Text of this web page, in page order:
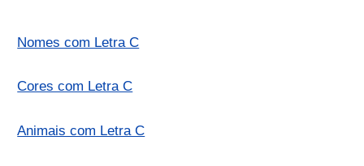
Nomes com Letra C
Cores com Letra C
Animais com Letra C